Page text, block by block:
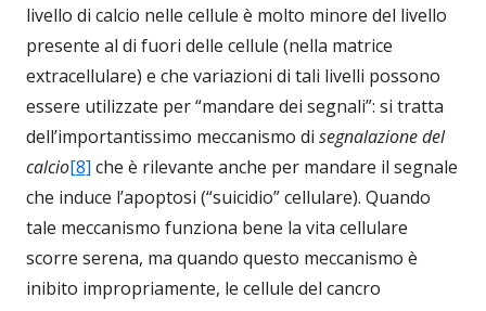
livello di calcio nelle cellule è molto minore del livello
presente al di fuori delle cellule (nella matrice
extracellulare) e che variazioni di tali livelli possono
essere utilizzate per “mandare dei segnali”: si tratta
dell’importantissimo meccanismo di segnalazione del
calcio[8] che è rilevante anche per mandare il segnale
che induce l’apoptosi (“suicidio” cellulare). Quando
tale meccanismo funziona bene la vita cellulare
scorre serena, ma quando questo meccanismo è
inibito impropriamente, le cellule del cancro